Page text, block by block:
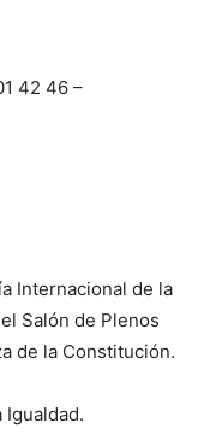
42 46 –
Internacional de la
Salón de Plenos
de la Constitución.
Igualdad.